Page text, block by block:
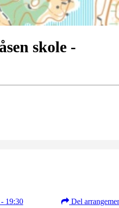
skole -
19:30 Del